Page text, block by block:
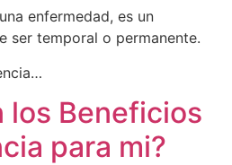
enfermedad, es un
ser temporal o permanente.
los Beneficios
para mi?